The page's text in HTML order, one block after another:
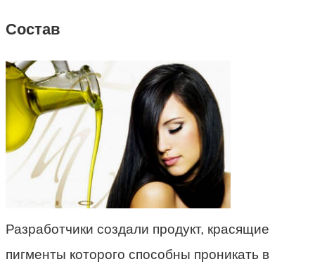
Состав
Разработчики создали продукт, красящие
пигменты которого способны проникать в